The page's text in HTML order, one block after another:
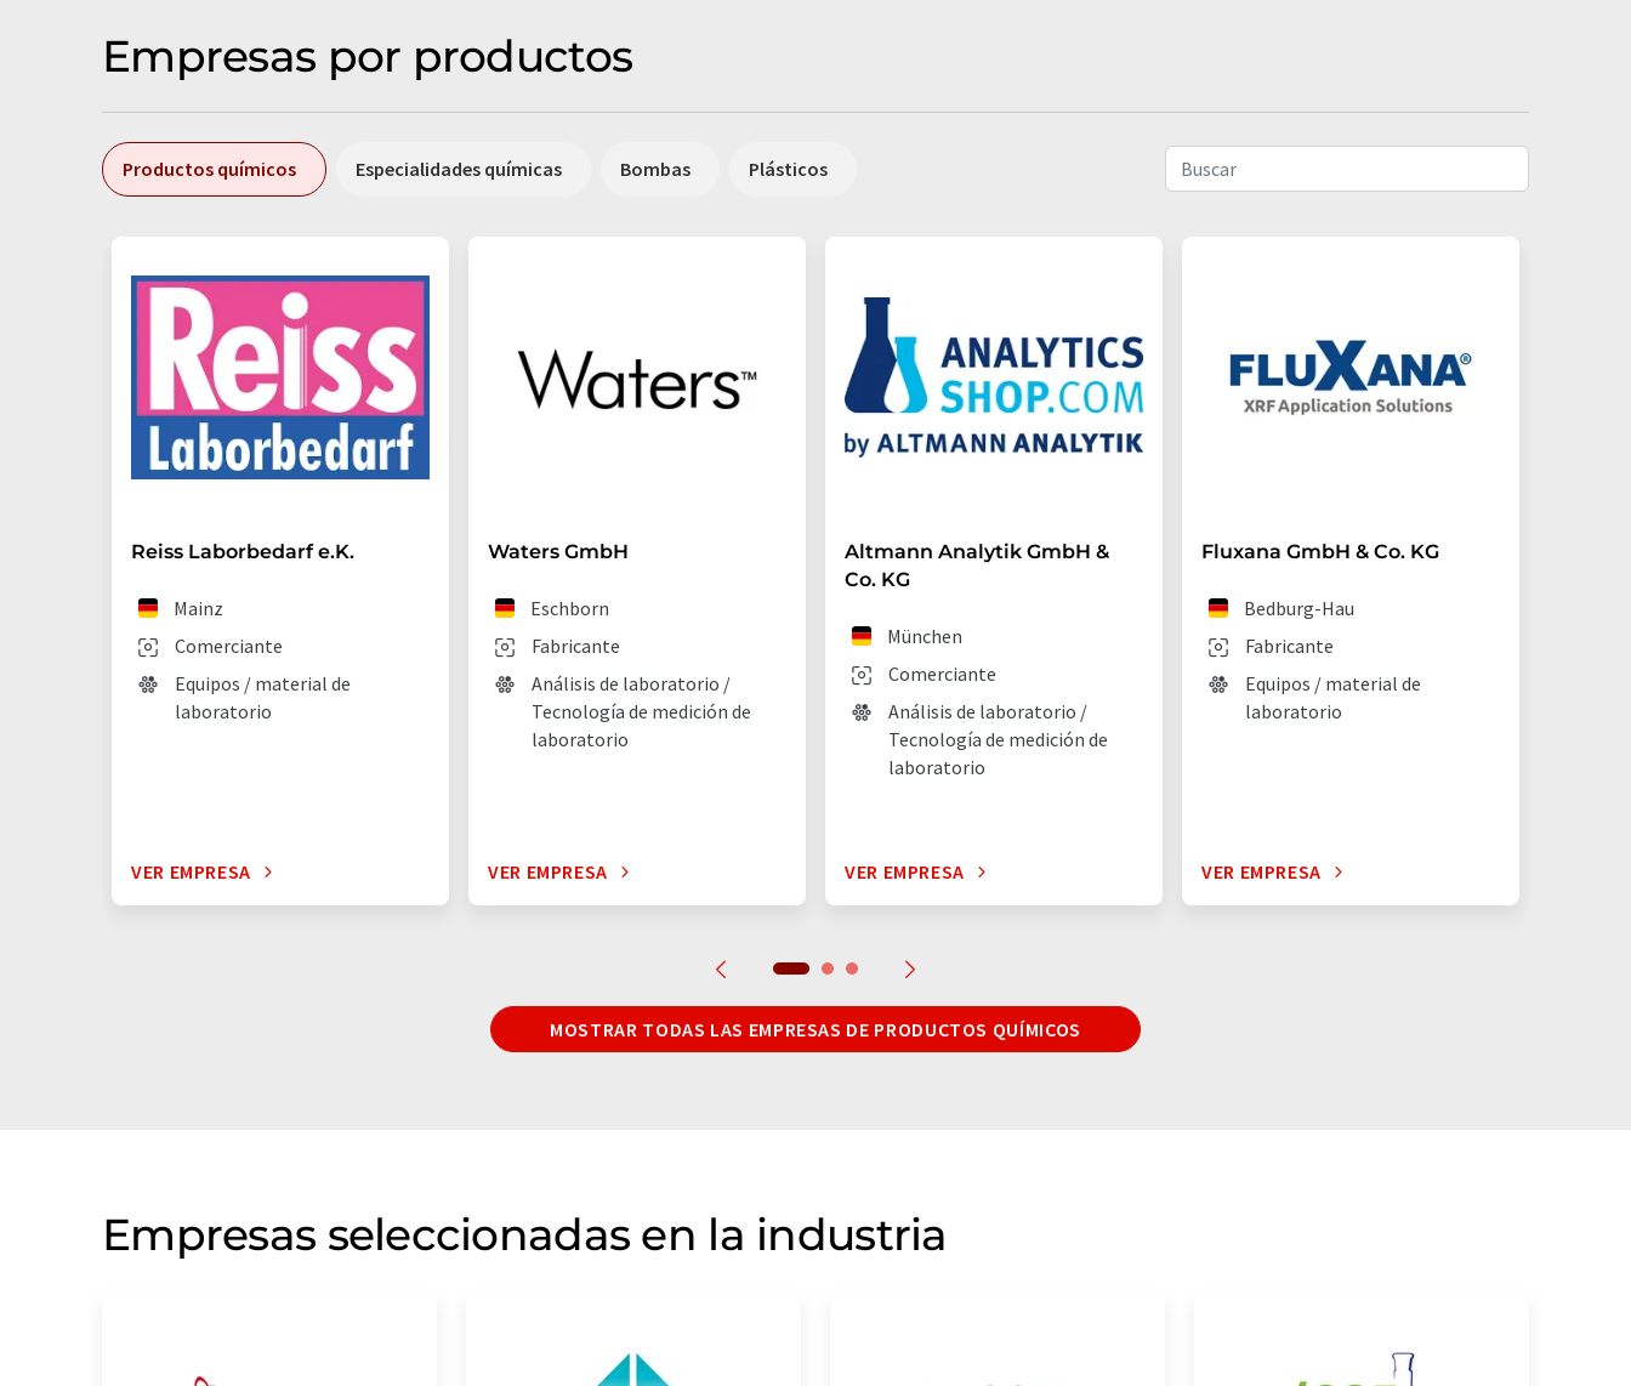
Empresas por productos
Productos químicos Especialidades químicas Bombas Plásticos
Reiss Laborbedarf e.K.
Comerciante
Mainz
Equipos / material de
laboratorio
VER EMPRESA
Waters GmbH
Fabricante
Eschborn
Análisis de laboratorio /
Tecnología de medición de
laboratorio
VER EMPRESA
Altmann Analytik GmbH &
Co. KG
Comerciante
München
Análisis de laboratorio /
Tecnología de medición de
laboratorio
VER EMPRESA
Fluxana GmbH & Co. KG
Fabricante
Bedburg-Hau
Equipos / material de
laboratorio
VER EMPRESA
MOSTRAR TODAS LAS EMPRESAS DE PRODUCTOS QUÍMICOS
Empresas seleccionadas en la industria